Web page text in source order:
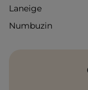
Laneige
Numbuzin